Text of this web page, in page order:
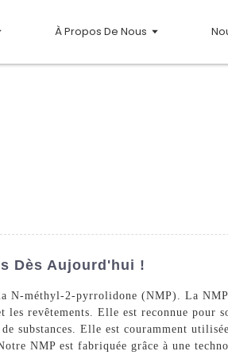
À Propos De Nous
Dès Aujourd'hui !
N-méthyl-2-pyrrolidone (NMP). La
revêtements. Elle est reconnue pour
substances. Elle est couramment
NMP est fabriquée grâce à une